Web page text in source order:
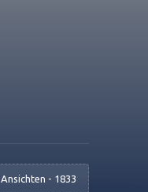
Ansichten - 1833